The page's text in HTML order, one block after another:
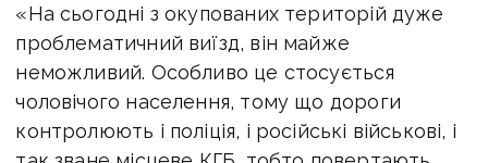
«На сьогодні з окупованих територій дуже
проблематичний виїзд, він майже
неможливий. Особливо це стосується
чоловічого населення, тому що дороги
контролюють і поліція, і російські військові, і